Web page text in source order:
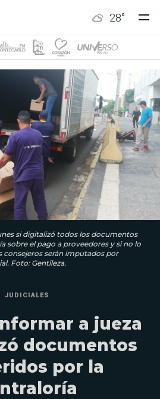
28°
si digitalizó todos los documentos
sobre el pago a proveedores y si no lo
consejeros serán imputados por
Foto: Gentileza.
JUDICIALES
a jueza
documentos
por la